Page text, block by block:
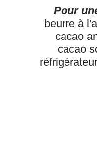
Pour
beurre à
cacao
cacao